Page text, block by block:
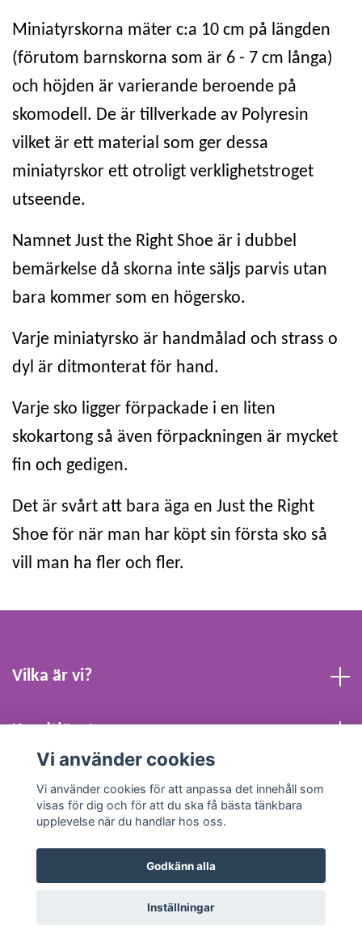
Miniatyrskorna mäter c:a 10 cm på längden
(förutom barnskorna som är 6 - 7 cm långa)
och höjden är varierande beroende på
skomodell. De är tillverkade av Polyresin
vilket är ett material som ger dessa
miniatyrskor ett otroligt verklighetstroget
utseende.
Namnet Just the Right Shoe är i dubbel
bemärkelse då skorna inte säljs parvis utan
bara kommer som en högersko.
Varje miniatyrsko är handmålad och strass o
dyl är ditmonterat för hand.
Varje sko ligger förpackade i en liten
skokartong så även förpackningen är mycket
fin och gedigen.
Det är svårt att bara äga en Just the Right
Shoe för när man har köpt sin första sko så
vill man ha fler och fler.
Vilka är vi?
Kundtjänst
Köpvillkor och Kontakt
© 2026 Webbpresenten Sverige AB
Vi använder cookies
Vi använder cookies för att anpassa det innehåll som
visas för dig och för att du ska få bästa tänkbara
upplevelse när du handlar hos oss.
Godkänn alla
Inställningar